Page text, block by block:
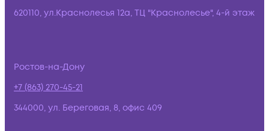
620110, ул.Краснолесья 12а, ТЦ "Краснолесье", 4-й этаж
Ростов-на-Дону
+7 (863) 270-45-21
344000, ул. Береговая, 8, офис 409